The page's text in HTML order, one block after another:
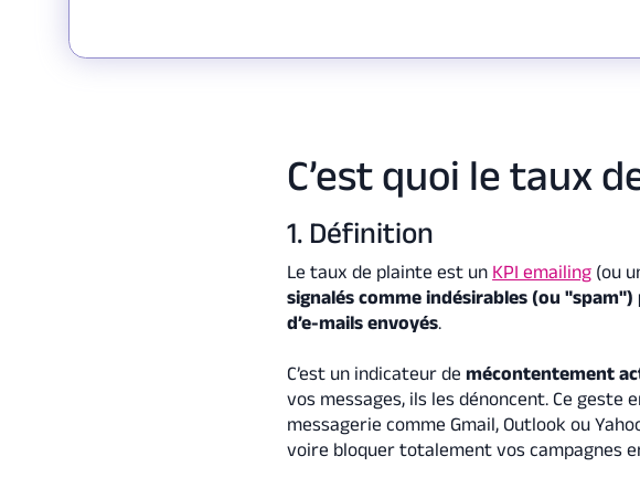
C’est quoi le taux
1. Définition
Le taux de plainte est un KPI emailing (ou
signalés comme indésirables (ou
d’e-mails envoyés.
C’est un indicateur demécontentement
vos messages, ils les dénoncent. Ce geste
messagerie comme Gmail, Outlook ou
voire bloquer totalement vos campagnes